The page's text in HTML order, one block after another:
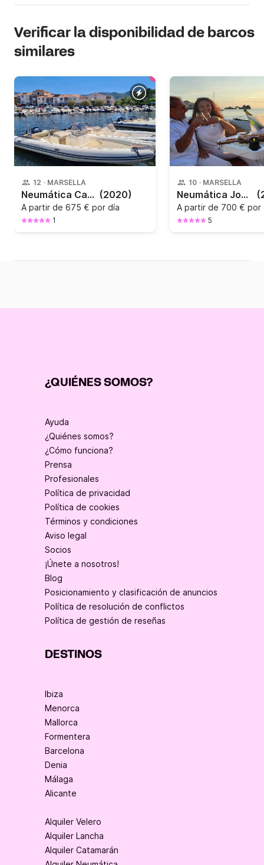
Verificar la disponibilidad de barcos
similares
12 · MARSELLA
Neumática Capelli Capelli Tempest 775 250CV (2020)
A partir de 675 € por día
1
10 · MARSELLA
Neumática Joker Boat Clubman 24 225CV
A partir de 700 € por
5
¿QUIÉNES SOMOS?
Ayuda
¿Quiénes somos?
¿Cómo funciona?
Prensa
Profesionales
Política de privacidad
Política de cookies
Términos y condiciones
Aviso legal
Socios
¡Únete a nosotros!
Blog
Posicionamiento y clasificación de anuncios
Política de resolución de conflictos
Política de gestión de reseñas
DESTINOS
Ibiza
Menorca
Mallorca
Formentera
Barcelona
Denia
Málaga
Alicante
Alquiler Velero
Alquiler Lancha
Alquiler Catamarán